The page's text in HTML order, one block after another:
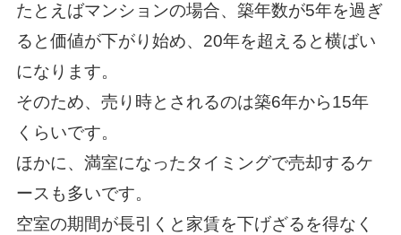
たとえばマンションの場合、築年数が5年を過ぎ
ると価値が下がり始め、20年を超えると横ばい
になります。
そのため、売り時とされるのは築6年から15年
くらいです。
ほかに、満室になったタイミングで売却するケ
ースも多いです。
空室の期間が長引くと家賃を下げざるを得なく